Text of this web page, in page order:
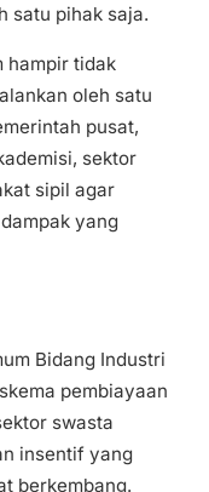
satu pihak saja.
hampir tidak
oleh satu
pusat,
sektor
sipil agar
yang
Bidang Industri
pembiayaan
swasta
insentif yang
berkembang.